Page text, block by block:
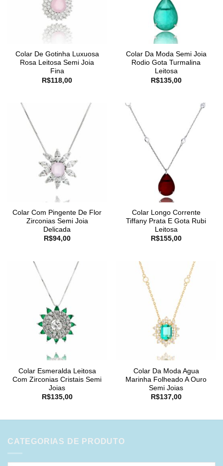
Colar De Gotinha Luxuosa
Rosa Leitosa Semi Joia
Fina
R$118,00
Colar Da Moda Semi Joia
Rodio Gota Turmalina
Leitosa
R$135,00
Colar Com Pingente De Flor
Zirconias Semi Joia
Delicada
R$94,00
Colar Longo Corrente
Tiffany Prata E Gota Rubi
Leitosa
R$155,00
Colar Esmeralda Leitosa
Com Zirconias Cristais Semi
Joias
R$135,00
Colar Da Moda Agua
Marinha Folheado A Ouro
Semi Joias
R$137,00
CATEGORIAS DE PRODUTO